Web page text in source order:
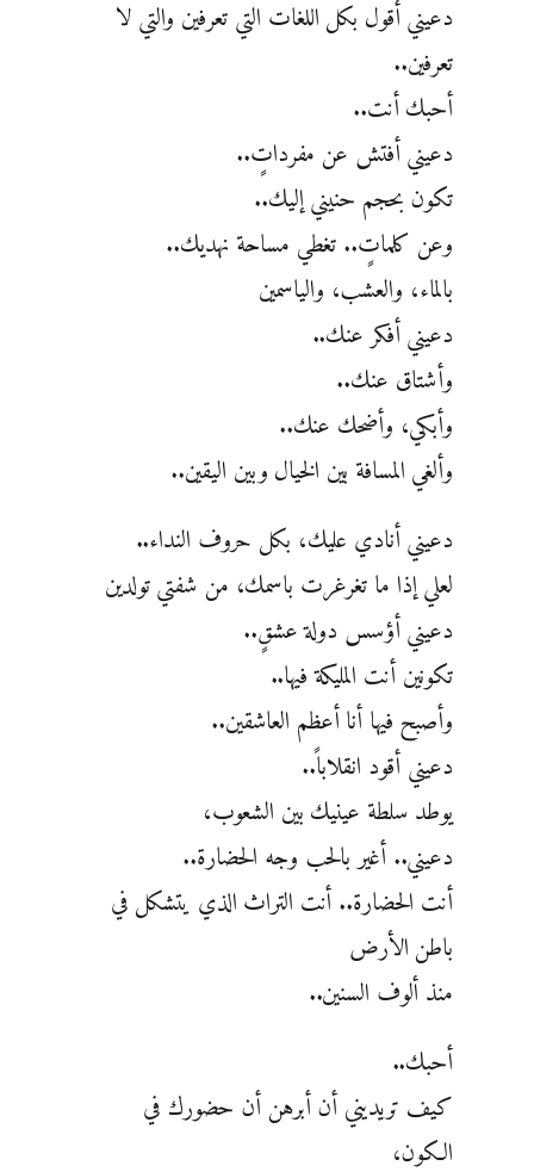
دعيني أقول بكل اللغات التي تعرفين والتي لا
تعرفين..
أحبك أنت..
دعيني أفتش عن مفرداتٍ..
تكون بحجم حنيني إليك..
وعن كلماتٍ.. تغطي مساحة نهديك..
بالماء، والعشب، والياسمين
دعيني أفكر عنك..
وأشتاق عنك..
وأبكي، وأضحك عنك..
وألغي المسافة بين الخيال وبين اليقين..
دعيني أنادي عليك، بكل حروف النداء..
لعلي إذا ما تغرغرت باسمك، من شفتي تولدين
دعيني أؤسس دولة عشقٍ..
تكونين أنت المليكة فيها..
وأصبح فيها أنا أعظم العاشقين..
دعيني أقود انقلاباً..
يوطد سلطة عينيك بين الشعوب،
دعيني.. أغير بالحب وجه الحضارة..
أنت الحضارة.. أنت التراث الذي يتشكل في
باطن الأرض
منذ ألوف السنين..
أحبك..
كيف تريديني أن أبرهن أن حضورك في
الكون،